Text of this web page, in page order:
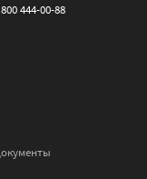
444-00-88